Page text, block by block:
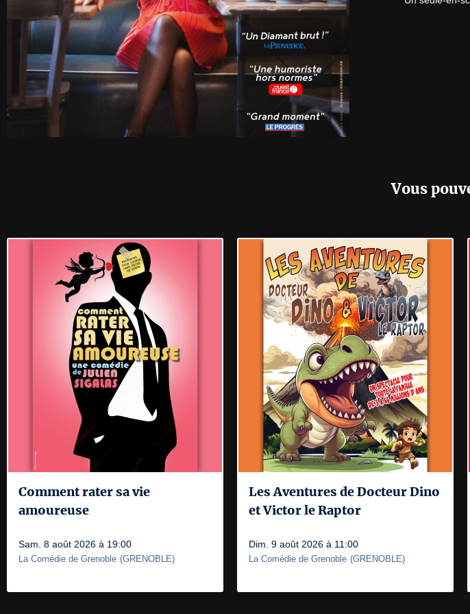
Vous
Comment rater sa vie
amoureuse
Sam. 8 août 2026 à 19:00
La Comédie de Grenoble (GRENOBLE)
Les Aventures de Docteur Dino
et Victor le Raptor
Dim. 9 août 2026 à 11:00
La Comédie de Grenoble (GRENOBLE)